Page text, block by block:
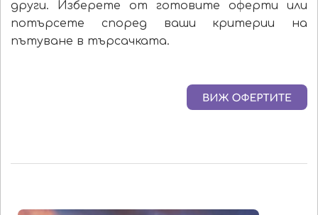
други. Изберете от готовите оферти или
потърсете според ваши критерии на
пътуване в търсачката.